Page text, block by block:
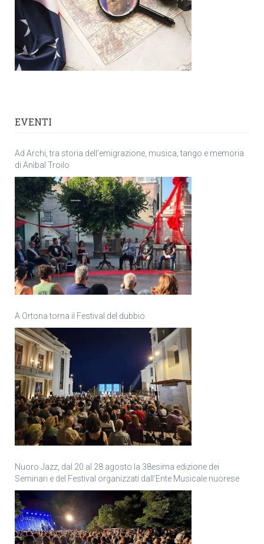
EVENTI
Ad Archi, tra storia dell’emigrazione, musica, tango e memoria
di Anìbal Troilo
A Ortona torna il Festival del dubbio
Nuoro Jazz, dal 20 al 28 agosto la 38esima edizione dei
Seminari e del Festival organizzati dall’Ente Musicale nuorese